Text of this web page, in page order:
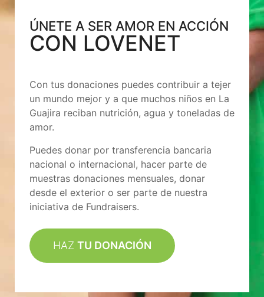
ÚNETE A SER AMOR EN ACCIÓN
CON LOVENET
Con tus donaciones puedes contribuir a tejer
un mundo mejor y a que muchos niños en La
Guajira reciban nutrición, agua y toneladas de
amor.
Puedes donar por transferencia bancaria
nacional o internacional, hacer parte de
muestras donaciones mensuales, donar
desde el exterior o ser parte de nuestra
iniciativa de Fundraisers.
HAZ TU DONACIÓN